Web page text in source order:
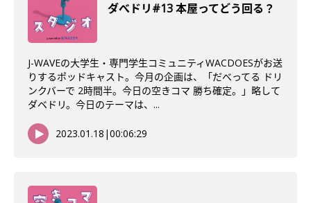
ダべドリ#13 本屋ってどう回る？
J-WAVEの大学生・専門学生コミュニティWACDOESがお送
りするポッドキャスト。今月の企画は、「だべってる ドリ
ンクバーで 2時間半。今日の空きコマ 勝ち確定。」略して
ダベドリ。今日のテーマは、...
2023.01.18 |00:06:29